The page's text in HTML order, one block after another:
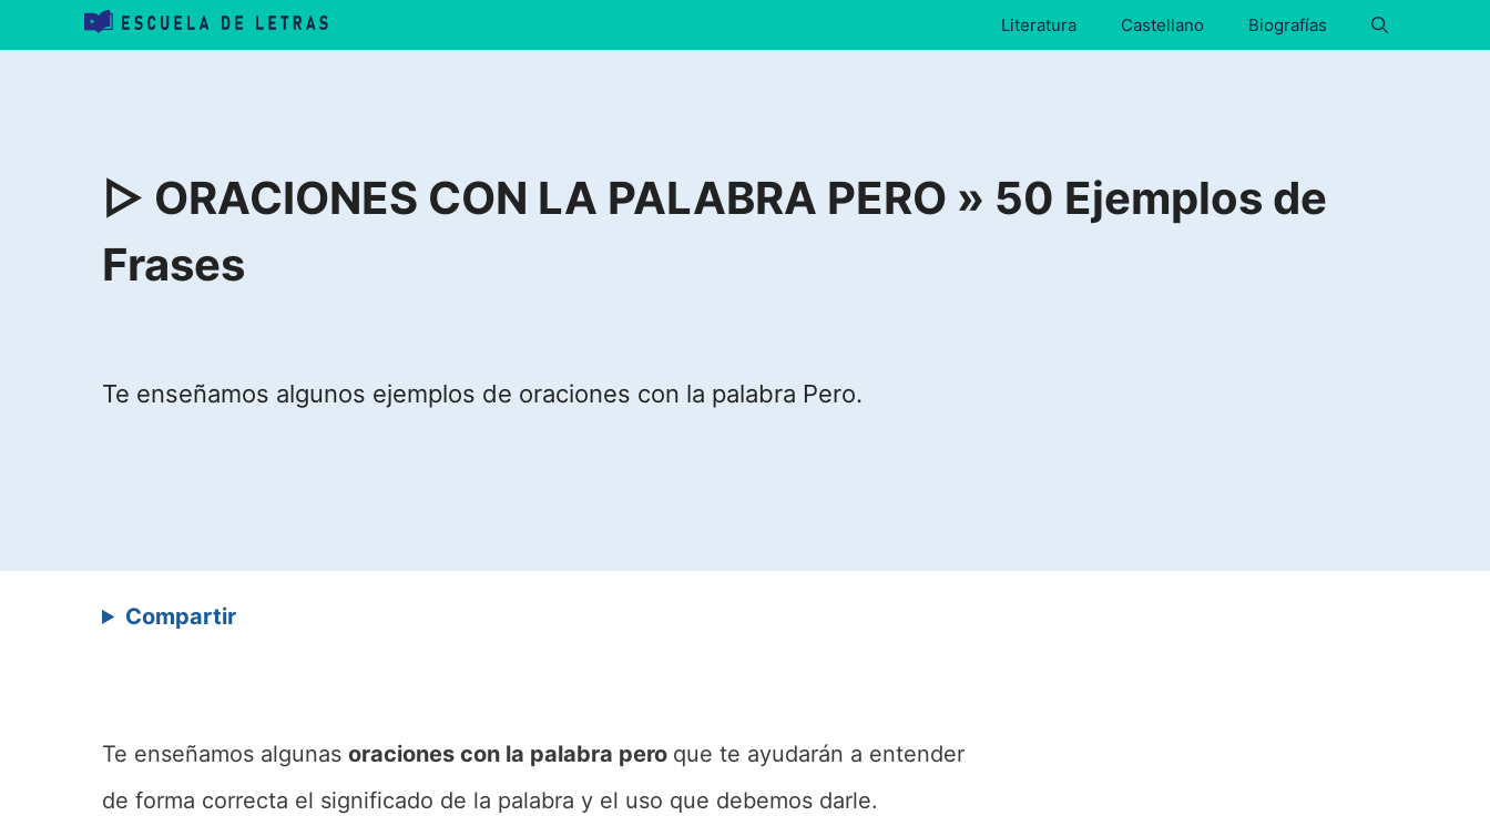
Literatura Castellano Biografías
▷ ORACIONES CON LA PALABRA PERO » 50 Ejemplos de
Frases
Te enseñamos algunos ejemplos de oraciones con la palabra Pero.
Compartir
Te enseñamos algunas oraciones con la palabra pero que te ayudarán a entender
de forma correcta el significado de la palabra y el uso que debemos darle.